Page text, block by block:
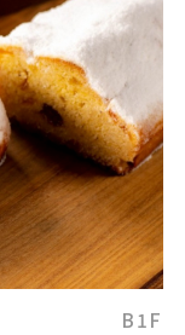
B1F